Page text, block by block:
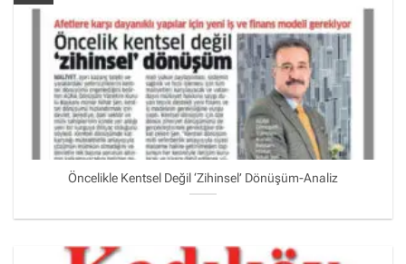
Öncelikle Kentsel Değil ‘Zihinsel’ Dönüşüm-Analiz